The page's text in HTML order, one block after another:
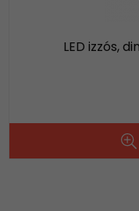
LED izzós,